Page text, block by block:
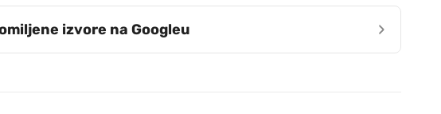
izvore na Googleu ›